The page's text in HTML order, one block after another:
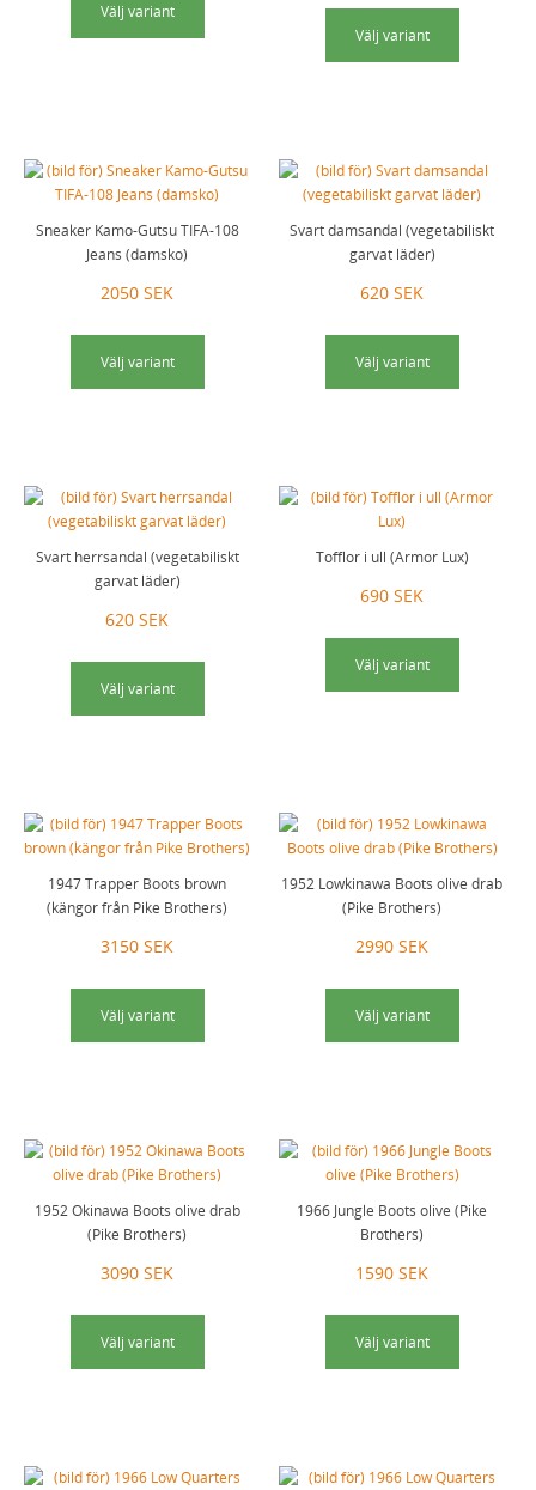
Välj variant
Välj variant
Sneaker Kamo-Gutsu TIFA-108
Jeans (damsko)
2050 SEK
Välj variant
Svart damsandal (vegetabiliskt
garvat läder)
620 SEK
Välj variant
Svart herrsandal (vegetabiliskt
garvat läder)
620 SEK
Välj variant
Tofflor i ull (Armor Lux)
690 SEK
Välj variant
1947 Trapper Boots brown
(kängor från Pike Brothers)
3150 SEK
Välj variant
1952 Lowkinawa Boots olive drab
(Pike Brothers)
2990 SEK
Välj variant
1952 Okinawa Boots olive drab
(Pike Brothers)
3090 SEK
Välj variant
1966 Jungle Boots olive (Pike
Brothers)
1590 SEK
Välj variant